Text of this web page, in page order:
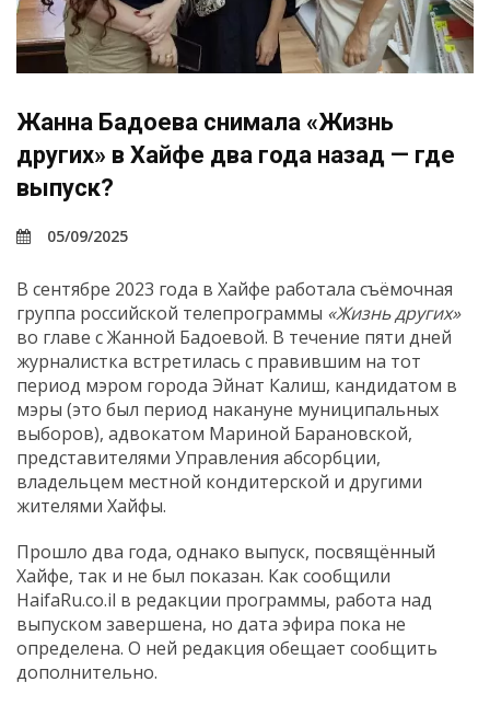
Жанна Бадоева снимала «Жизнь
других» в Хайфе два года назад — где
выпуск?
05/09/2025
В сентябре 2023 года в Хайфе работала съёмочная
группа российской телепрограммы «Жизнь других»
во главе с Жанной Бадоевой. В течение пяти дней
журналистка встретилась с правившим на тот
период мэром города Эйнат Калиш, кандидатом в
мэры (это был период накануне муниципальных
выборов), адвокатом Мариной Барановской,
представителями Управления абсорбции,
владельцем местной кондитерской и другими
жителями Хайфы.
Прошло два года, однако выпуск, посвящённый
Хайфе, так и не был показан. Как сообщили
HaifaRu.co.il в редакции программы, работа над
выпуском завершена, но дата эфира пока не
определена. О ней редакция обещает сообщить
дополнительно.